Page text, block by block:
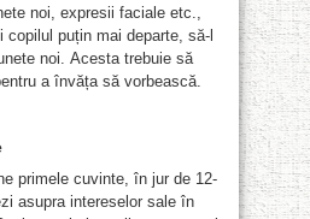
noi, expresii faciale etc.,
copilul puțin mai departe, să-l
noi. Acesta trebuie să
a învăța să vorbească.
primele cuvinte, în jur de 12-
asupra intereselor sale în